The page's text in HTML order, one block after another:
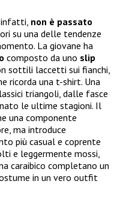
infatti, non è passato
su una delle tendenze
La giovane ha
composto da uno slip
sottili laccetti sui fianchi,
ricorda una t-shirt. Una
triangoli, dalle fasce
le ultime stagioni. Il
una componente
ma introduce
più casual e coprente
e leggermente mossi,
caraibico completano un
in un vero outfit